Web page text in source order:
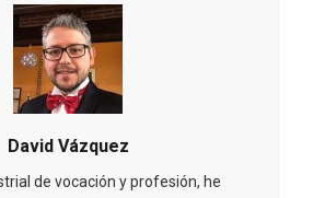
David Vázquez
de vocación y profesión, he
Burgos triunfó en el